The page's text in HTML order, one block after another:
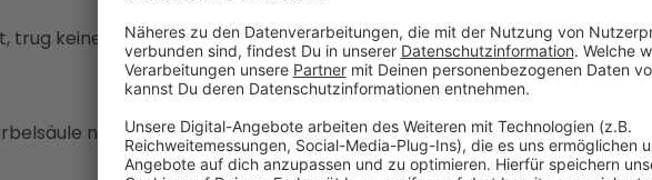
trug keinerlei Schmuck und keine Tätowierungen
nach hinten (Kyphose) – d.h. der Kopf war zumindest leicht